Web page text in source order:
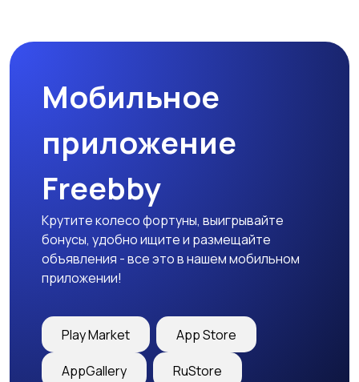
Медицина Начало карьеры
Образование и наука
закупки
Мобильное
приложение
Freebby
Крутите колесо фортуны, выигрывайте
бонусы, удобно ищите и размещайте
объявления - все это в нашем мобильном
приложении!
Play Market App Store
AppGallery RuStore